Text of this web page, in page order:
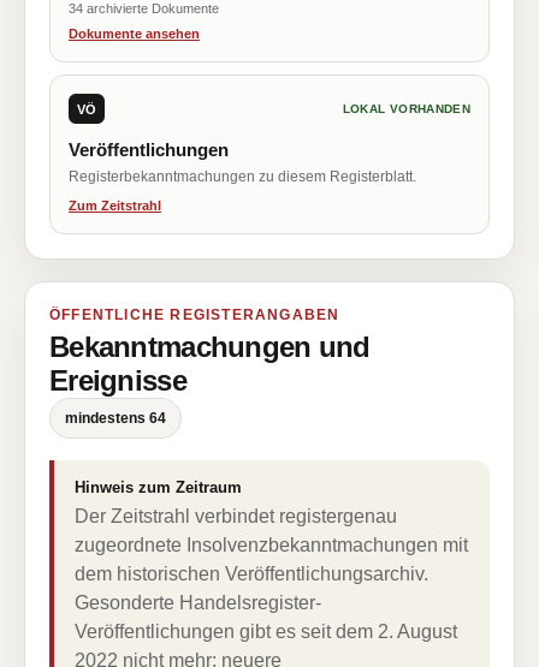
34 archivierte Dokumente
Dokumente ansehen
VÖ LOKAL VORHANDEN
Veröffentlichungen
Registerbekanntmachungen zu diesem Registerblatt.
Zum Zeitstrahl
ÖFFENTLICHE REGISTERANGABEN
Bekanntmachungen und
Ereignisse
mindestens 64
Hinweis zum Zeitraum
Der Zeitstrahl verbindet registergenau
zugeordnete Insolvenzbekanntmachungen mit
dem historischen Veröffentlichungsarchiv.
Gesonderte Handelsregister-
Veröffentlichungen gibt es seit dem 2. August
2022 nicht mehr; neuere